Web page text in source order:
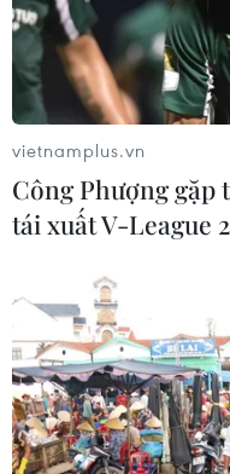
vietnamplus.vn
Công Phượng
tái xuất V-League